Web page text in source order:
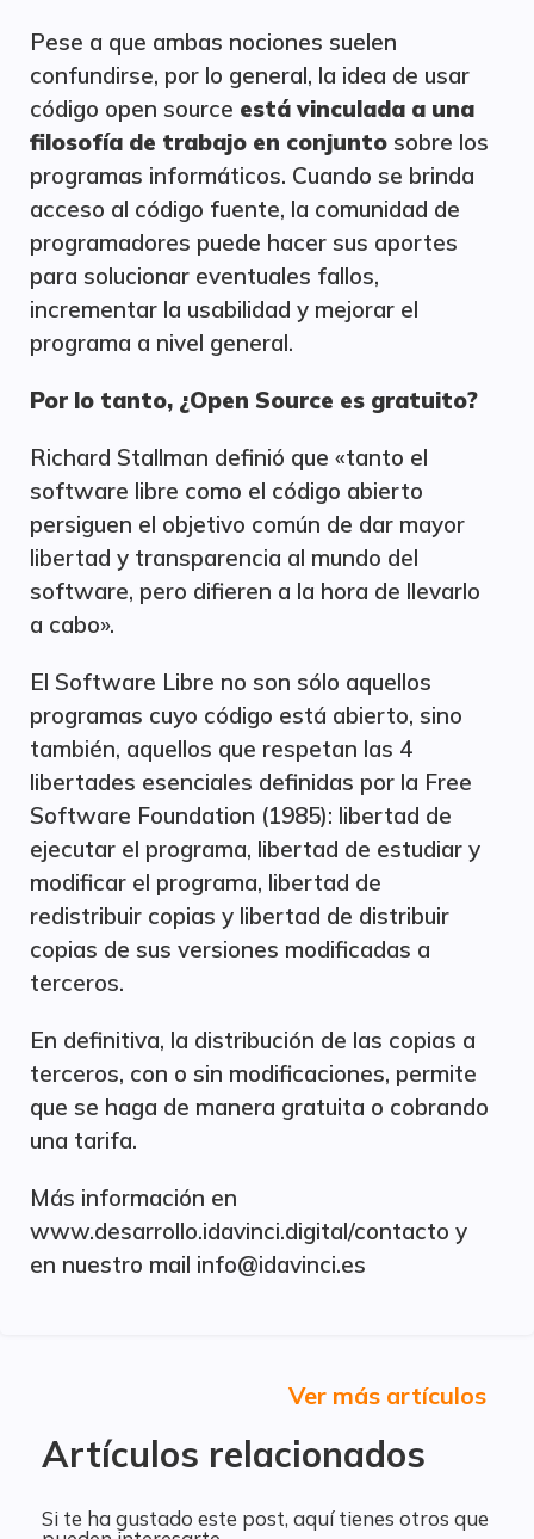
Pese a que ambas nociones suelen
confundirse, por lo general, la idea de usar
código open source está vinculada a una
filosofía de trabajo en conjunto sobre los
programas informáticos. Cuando se brinda
acceso al código fuente, la comunidad de
programadores puede hacer sus aportes
para solucionar eventuales fallos,
incrementar la usabilidad y mejorar el
programa a nivel general.
Por lo tanto, ¿Open Source es gratuito?
Richard Stallman definió que «tanto el
software libre como el código abierto
persiguen el objetivo común de dar mayor
libertad y transparencia al mundo del
software, pero difieren a la hora de llevarlo
a cabo».
El Software Libre no son sólo aquellos
programas cuyo código está abierto, sino
también, aquellos que respetan las 4
libertades esenciales definidas por la Free
Software Foundation (1985): libertad de
ejecutar el programa, libertad de estudiar y
modificar el programa, libertad de
redistribuir copias y libertad de distribuir
copias de sus versiones modificadas a
terceros.
En definitiva, la distribución de las copias a
terceros, con o sin modificaciones, permite
que se haga de manera gratuita o cobrando
una tarifa.
Más información en
www.desarrollo.idavinci.digital/contacto y
en nuestro mail info@idavinci.es
Artículos relacionados
Ver más artículos
Si te ha gustado este post, aquí tienes otros que